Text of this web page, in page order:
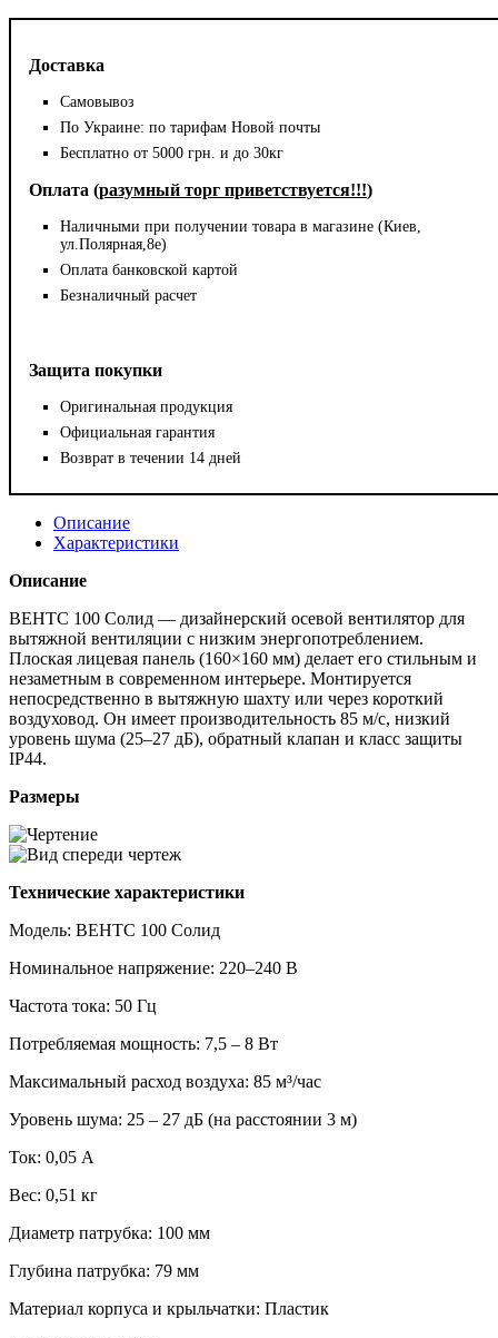
Доставка
Самовывоз
По Украине: по тарифам Новой почты
Бесплатно от 5000 грн. и до 30кг
Оплата (разумный торг приветствуется!!!)
Наличными при получении товара в магазине (Киев,
ул.Полярная,8е)
Оплата банковской картой
Безналичный расчет
Защита покупки
Оригинальная продукция
Официальная гарантия
Возврат в течении 14 дней
Описание
Характеристики
Описание
ВЕНТС 100 Солид — дизайнерский осевой вентилятор для
вытяжной вентиляции с низким энергопотреблением.
Плоская лицевая панель (160×160 мм) делает его стильным и
незаметным в современном интерьере. Монтируется
непосредственно в вытяжную шахту или через короткий
воздуховод. Он имеет производительность 85 м/с, низкий
уровень шума (25–27 дБ), обратный клапан и класс защиты
IP44.
Размеры
Технические характеристики
Модель: ВЕНТС 100 Солид
Номинальное напряжение: 220–240 В
Частота тока: 50 Гц
Потребляемая мощность: 7,5 – 8 Вт
Максимальный расход воздуха: 85 м³/час
Уровень шума: 25 – 27 дБ (на расстоянии 3 м)
Ток: 0,05 А
Вес: 0,51 кг
Диаметр патрубка: 100 мм
Глубина патрубка: 79 мм
Материал корпуса и крыльчатки: Пластик